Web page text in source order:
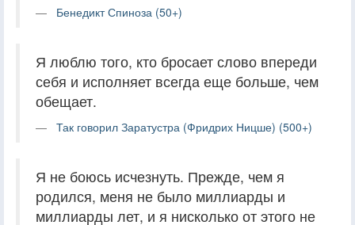
Бенедикт Спиноза (50+)
Я люблю того, кто бросает слово впереди
себя и исполняет всегда еще больше, чем
обещает.
Так говорил Заратустра (Фридрих Ницше) (500+)
Я не боюсь исчезнуть. Прежде, чем я
родился, меня не было миллиарды и
миллиарды лет, и я нисколько от этого не